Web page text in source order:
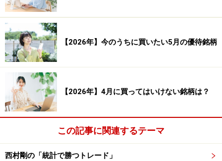
平均利益（円）：18,317円 平均利益（率）：
9.16％
平均損失（円）：－13,242円 平均損失（率）：
－6.62％
合計損益（円）：200,371円 合計損益（率）：
100.19％
合計損失（円）：－92,696円 合計損失（率）：
【2026年】今のうちに買いたい5月の優待銘柄
【2026年】4月に買ってはいけない銘柄は？
この記事に関連するテーマ
西村剛の「統計で勝つトレード」